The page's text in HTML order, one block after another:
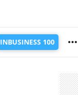
INBUSINESS 100